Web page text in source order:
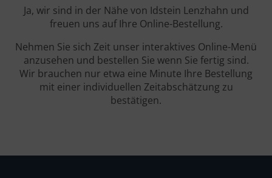
Ja, wir sind in der Nähe von Idstein Lenzhahn und
freuen uns auf Ihre Online-Bestellung.
Nehmen Sie sich Zeit unser interaktives Online-Menü
anzusehen und bestellen Sie wenn Sie fertig sind.
Wir brauchen nur etwa eine Minute Ihre Bestellung
mit einer individuellen Zeitabschätzung zu
bestätigen.